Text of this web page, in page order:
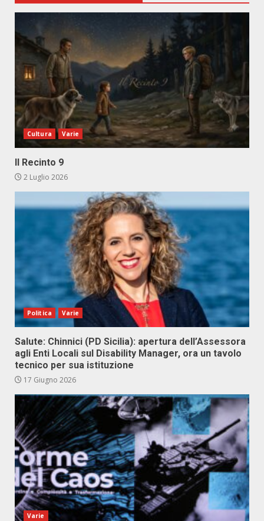
Cultura Varie
Il Recinto 9
2 Luglio 2026
Politica Varie
Salute: Chinnici (PD Sicilia): apertura dell’Assessora
agli Enti Locali sul Disability Manager, ora un tavolo
tecnico per sua istituzione
17 Giugno 2026
Varie